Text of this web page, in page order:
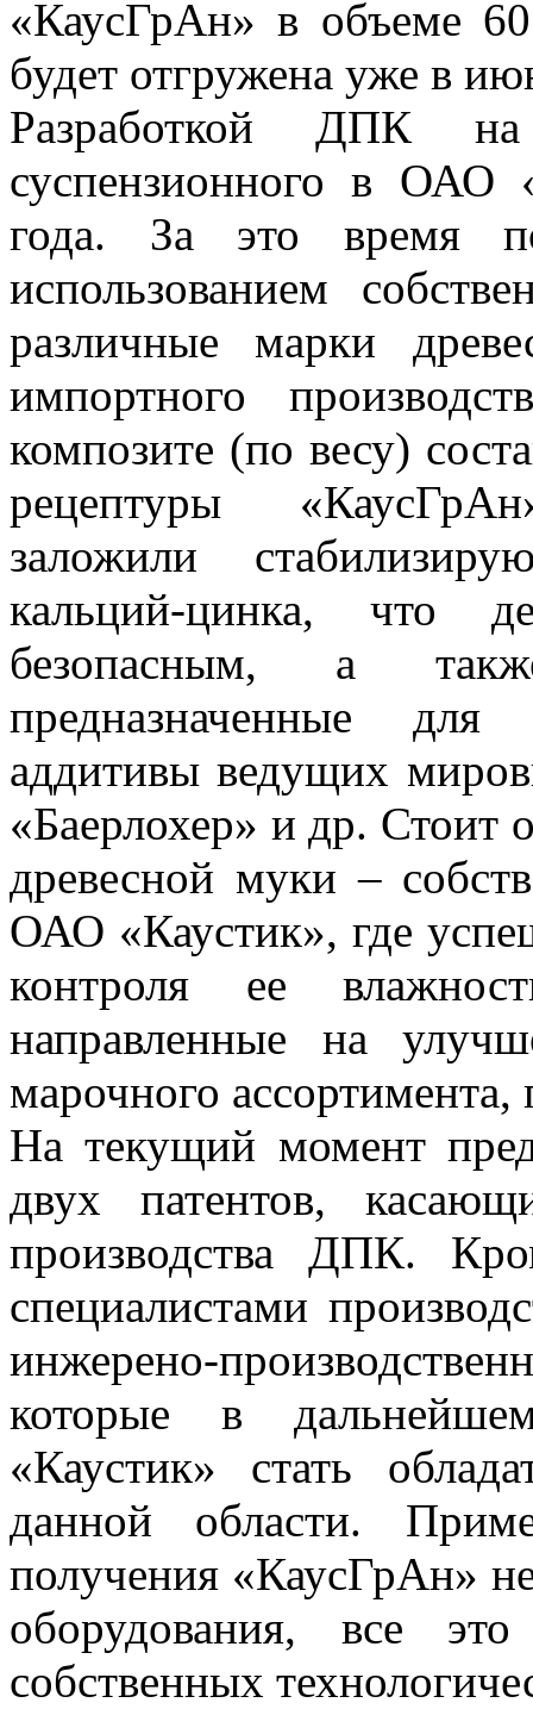
«КаусГрАн» в объеме
будет отгружена уже в
Разработкой ДПК на
суспензионного в ОАО
года. За это время
использованием
различные марки
импортного
композите (по весу)
рецептуры
заложили
кальций-цинка, что
безопасным, а
предназначенные
аддитивы ведущих
«Баерлохер» и др. Стоит
древесной муки –
ОАО «Каустик», где
контроля ее
направленные на
марочного
На текущий момент
двух патентов,
производства ДПК.
специалистами
инжерено-
которые в
«Каустик» стать
данной области.
получения «КаусГрАн»
оборудования, все
собственных